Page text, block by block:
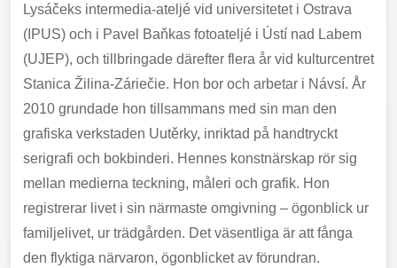
Lysáčeks intermedia-ateljé vid universitetet i Ostrava
(IPUS) och i Pavel Baňkas fotoateljé i Ústí nad Labem
(UJEP), och tillbringade därefter flera år vid kulturcentret
Stanica Žilina-Záriečie. Hon bor och arbetar i Návsí. År
2010 grundade hon tillsammans med sin man den
grafiska verkstaden Uutěrky, inriktad på handtryckt
serigrafi och bokbinderi. Hennes konstnärskap rör sig
mellan medierna teckning, måleri och grafik. Hon
registrerar livet i sin närmaste omgivning – ögonblick ur
familjelivet, ur trädgården. Det väsentliga är att fånga
den flyktiga närvaron, ögonblicket av förundran.